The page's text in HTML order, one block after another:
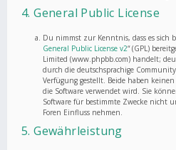
4. General Public License
Du nimmst zur Kenntnis, dass es sich
General Public License v2“ (GPL)
Limited (www.phpbb.com) handelt;
durch die deutschsprachige
Verfügung gestellt. Beide haben
die Software verwendet wird. Sie
Software für bestimmte Zwecke nicht
Foren Einfluss nehmen.
5. Gewährleistung